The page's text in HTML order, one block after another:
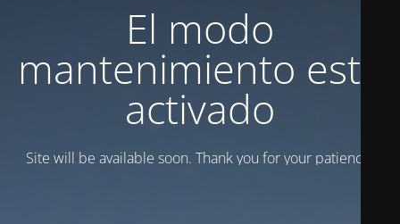
El modo
mantenimiento está
activado
Site will be available soon. Thank you for your patience!